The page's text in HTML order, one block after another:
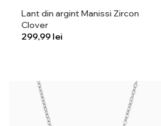
Lant din argint Manissi Zircon
Clover
lei